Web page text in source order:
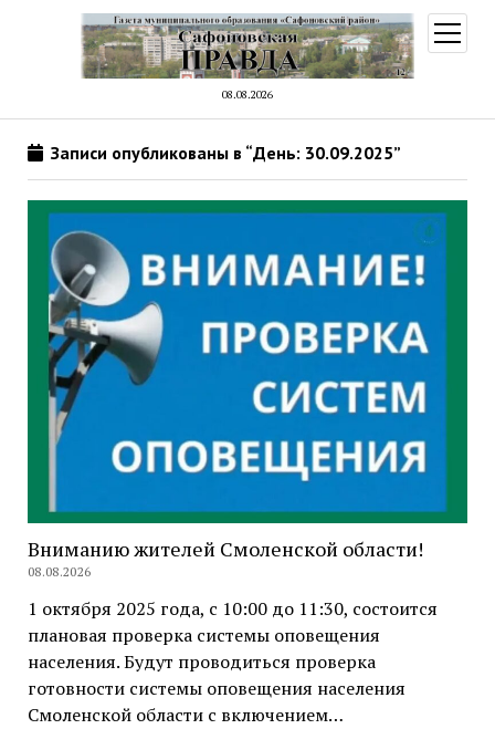
08.08.2026
меню
Записи опубликованы в “День: 30.09.2025”
Вниманию жителей Смоленской области!
08.08.2026
1 октября 2025 года, с 10:00 до 11:30, состоится
плановая проверка системы оповещения
населения. Будут проводиться проверка
готовности системы оповещения населения
Смоленской области с включением…